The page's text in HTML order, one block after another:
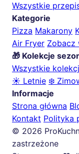
Wszystkie
Kategorie
Pizza Makarony
Air Fryer Zobacz
🎁 Kolekcje
Wszystkie
☀️ Letnie ❄️
Informacje
Strona główna
Kontakt Polityka
© 2026
zastrzeżone